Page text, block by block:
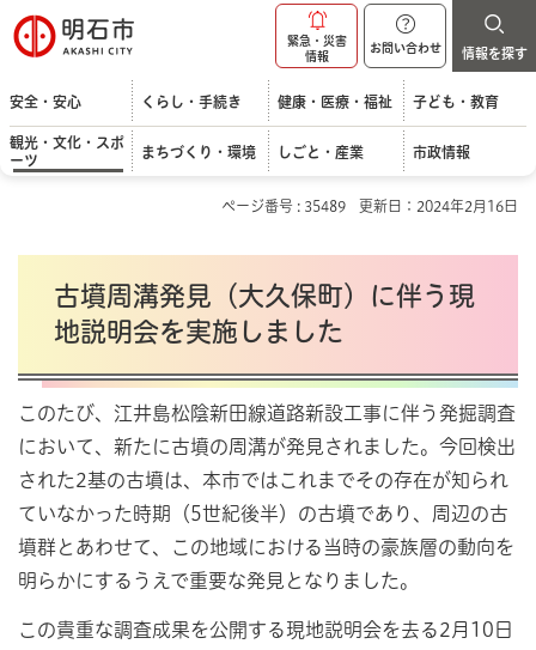
明石市
緊急・災害
情報
お問い合わせ 情報を探す
安全・安心 くらし・手続き 健康・医療・福祉 子ども・教育
観光・文化・スポ
ーツ
まちづくり・環境 しごと・産業 市政情報
ページ番号 : 35489 更新日：2024年2月16日
古墳周溝発見（大久保町）に伴う現
地説明会を実施しました
このたび、江井島松陰新田線道路新設工事に伴う発掘調査
において、新たに古墳の周溝が発見されました。今回検出
された2基の古墳は、本市ではこれまでその存在が知られ
ていなかった時期（5世紀後半）の古墳であり、周辺の古
墳群とあわせて、この地域における当時の豪族層の動向を
明らかにするうえで重要な発見となりました。
この貴重な調査成果を公開する現地説明会を去る2月10日